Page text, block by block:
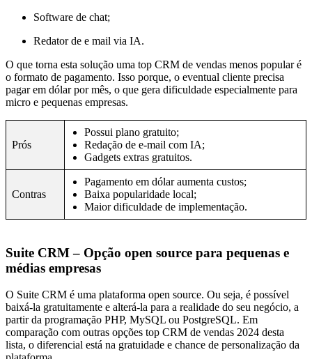
Software de chat;
Redator de e mail via IA.
O que torna esta solução uma top CRM de vendas menos popular é
o formato de pagamento. Isso porque, o eventual cliente precisa
pagar em dólar por mês, o que gera dificuldade especialmente para
micro e pequenas empresas.
Prós
Possui plano gratuito;
Redação de e-mail com IA;
Gadgets extras gratuitos.
Contras
Pagamento em dólar aumenta custos;
Baixa popularidade local;
Maior dificuldade de implementação.
Suite CRM – Opção open source para pequenas e
médias empresas
O Suite CRM é uma plataforma open source. Ou seja, é possível
baixá-la gratuitamente e alterá-la para a realidade do seu negócio, a
partir da programação PHP, MySQL ou PostgreSQL. Em
comparação com outras opções top CRM de vendas 2024 desta
lista, o diferencial está na gratuidade e chance de personalização da